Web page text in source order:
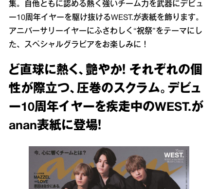
集。自他ともに認める熱く強いチーム力を武器にデビュ
ー10周年イヤーを駆け抜けるWEST.が表紙を飾ります。
アニバーサリーイヤーにふさわしく“祝祭”をテーマにし
た、スペシャルグラビアをお楽しみに！
ど直球に熱く、艶やか！ それぞれの個
性が際立つ、圧巻のスクラム。デビュ
ー10周年イヤーを疾走中のWEST.が
anan表紙に登場！